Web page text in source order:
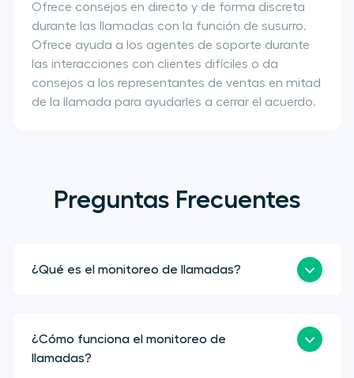
Ofrece consejos en directo y de forma discreta
durante las llamadas con la función de susurro.
Ofrece ayuda a los agentes de soporte durante
las interacciones con clientes difíciles o da
consejos a los representantes de ventas en mitad
de la llamada para ayudarles a cerrar el acuerdo.
Preguntas Frecuentes
¿Qué es el monitoreo de llamadas?
¿Cómo funciona el monitoreo de
llamadas?